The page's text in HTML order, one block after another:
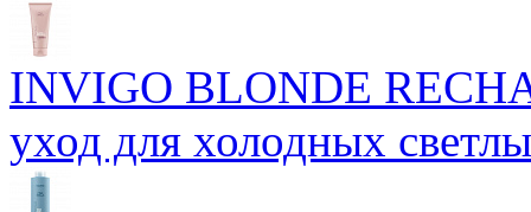
INVIGO BLONDE
уход для холодных